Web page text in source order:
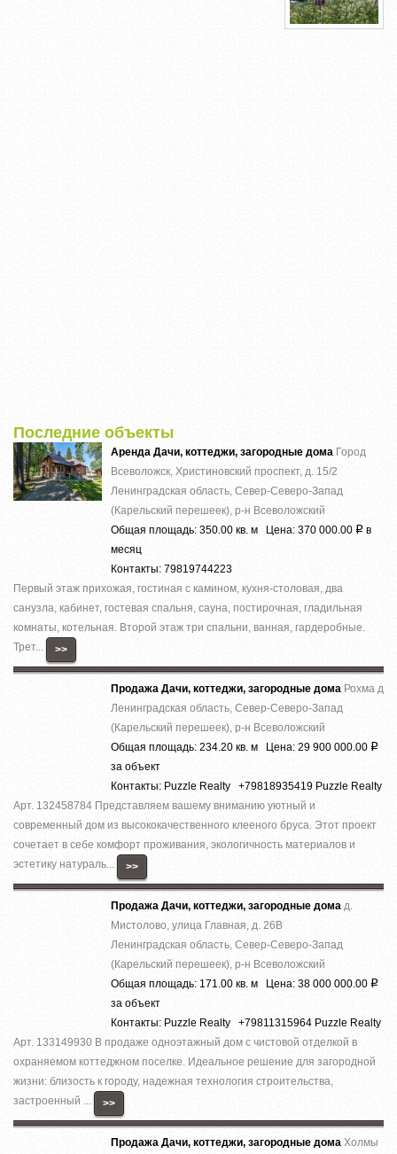
Последние объекты
Аренда Дачи, коттеджи, загородные дома Город
Всеволожск, Христиновский проспект, д. 15/2
Ленинградская область, Север-Северо-Запад
(Карельский перешеек), р-н Всеволожский
Общая площадь: 350.00 кв. м Цена: 370 000.00 Р в
месяц
Контакты: 79819744223
Первый этаж прихожая, гостиная с камином, кухня-столовая, два
санузла, кабинет, гостевая спальня, сауна, постирочная, гладильная
комнаты, котельная. Второй этаж три спальни, ванная, гардеробные.
Трет...
>>
Продажа Дачи, коттеджи, загородные дома Рохма д
Ленинградская область, Север-Северо-Запад
(Карельский перешеек), р-н Всеволожский
Общая площадь: 234.20 кв. м Цена: 29 900 000.00 Р
за объект
Контакты: Puzzle Realty +79818935419 Puzzle Realty
Арт. 132458784 Представляем вашему вниманию уютный и
современный дом из высококачественного клееного бруса. Этот проект
сочетает в себе комфорт проживания, экологичность материалов и
эстетику натураль...
>>
Продажа Дачи, коттеджи, загородные дома д.
Мистолово, улица Главная, д. 26В
Ленинградская область, Север-Северо-Запад
(Карельский перешеек), р-н Всеволожский
Общая площадь: 171.00 кв. м Цена: 38 000 000.00 Р
за объект
Контакты: Puzzle Realty +79811315964 Puzzle Realty
Арт. 133149930 В продаже одноэтажный дом с чистовой отделкой в
охраняемом коттеджном поселке. Идеальное решение для загородной
жизни: близость к городу, надежная технология строительства,
застроенный ...
>>
Продажа Дачи, коттеджи, загородные дома Холмы